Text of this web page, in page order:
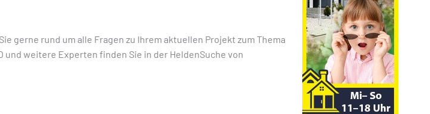
gerne rund um alle Fragen zu Ihrem aktuellen Projekt zum Thema
und weitere Experten finden Sie in der HeldenSuche von